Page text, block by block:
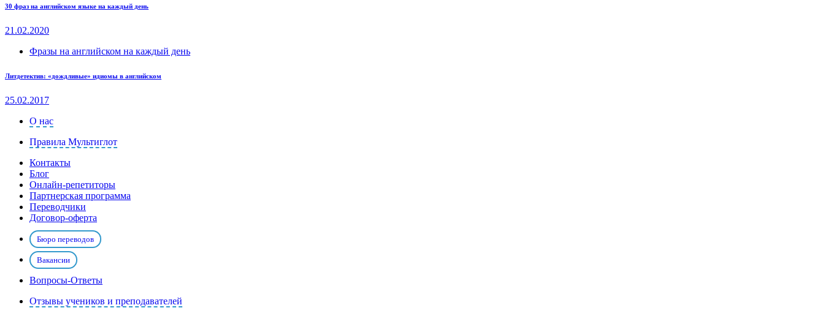
30 фраз на английском языке на каждый день
21.02.2020
Фразы на английском на каждый день
Литдетектив: «дождливые» идиомы в английском
25.02.2017
О нас
Правила Мультиглот
Контакты
Блог
Онлайн-репетиторы
Партнерская программа
Переводчики
Договор-оферта
Бюро переводов
Вакансии
Вопросы-Ответы
Отзывы учеников и преподавателей